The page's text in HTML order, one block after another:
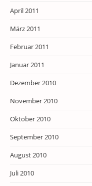
April 2011
März 2011
Februar 2011
Januar 2011
Dezember 2010
November 2010
Oktober 2010
September 2010
August 2010
Juli 2010